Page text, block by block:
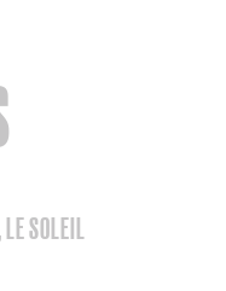
LE SOLEIL